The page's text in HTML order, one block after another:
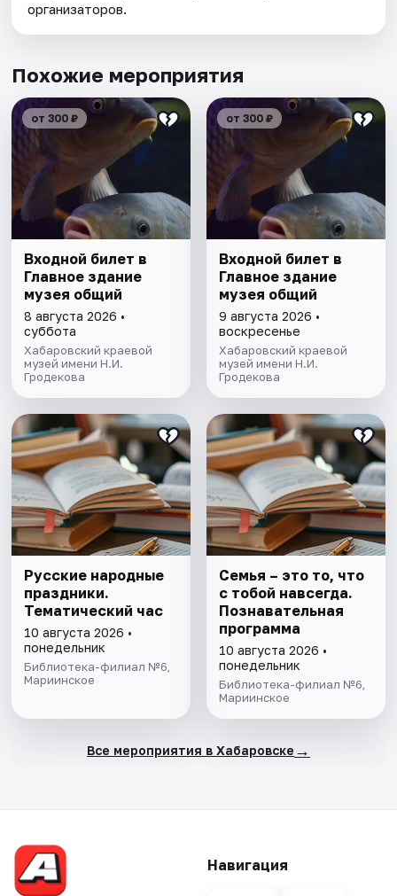
организаторов.
Похожие мероприятия
от 300 ₽
Входной билет в
Главное здание
музея общий
8 августа 2026 •
суббота
Хабаровский краевой
музей имени Н.И.
Гродекова
от 300 ₽
Входной билет в
Главное здание
музея общий
9 августа 2026 •
воскресенье
Хабаровский краевой
музей имени Н.И.
Гродекова
Русские народные
праздники.
Тематический час
10 августа 2026 •
понедельник
Библиотека-филиал №6,
Мариинское
Семья – это то, что
с тобой навсегда.
Познавательная
программа
10 августа 2026 •
понедельник
Библиотека-филиал №6,
Мариинское
Все мероприятия в Хабаровске →
Навигация